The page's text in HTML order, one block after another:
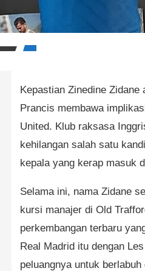
Kepastian Zinedine Zidane
Prancis membawa
United. Klub raksasa
kehilangan salah satu
kepala yang kerap masuk
Selama ini, nama Zidane
kursi manajer di Old
perkembangan terbaru
Real Madrid itu dengan
peluangnya untuk